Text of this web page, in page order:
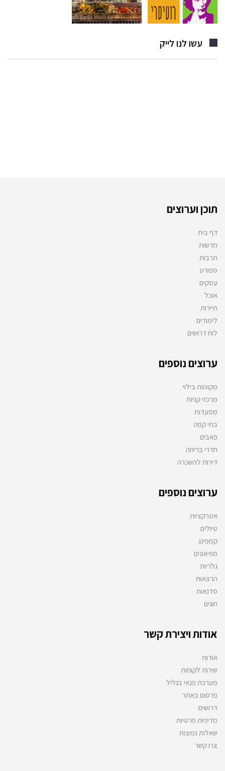
עשו לנו לייק
תוכן וערוצים
דף בית
חדשות
תרבות
ספורט
עסקים
אוכל
תיירות
לימודים
לוח דרושים
ערוצים נוספים
מקומות בילוי
מרכזי קניות
מסעדות
בתי קפה
פאבים
חדרי בריחה
דירות להשכרה
ערוצים נוספים
אטרקציות
טיולים
קמפינג
מוזיאונים
גלריות
הרצאות
סדנאות
חוגים
אודות ויצירת קשר
אודות
שירות לקוחות
מערכת פנאי בגליל
פרסום באתר
דרושים
מדיניות פרטיות
שאלות נפוצות
צרו קשר